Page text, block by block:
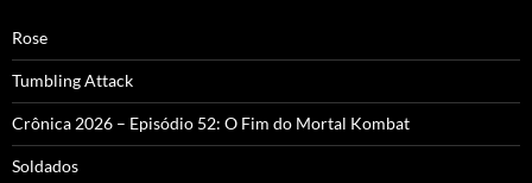
Rose
Tumbling Attack
Crônica 2026 – Episódio 52: O Fim do Mortal Kombat
Soldados